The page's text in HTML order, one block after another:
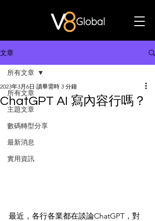
文章
所有文章
主題文章
數碼轉型分享
最新消息
實用資訊
所有文章
ChatGPT AI 寫內容行嗎？
2023年3月6日 讀畢需時 3 分鐘
最近，各行各業都在談論ChatGPT，對